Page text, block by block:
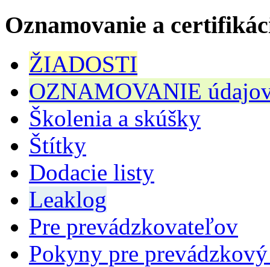
Oznamovanie a
ŽIADOSTI
OZNAMOVANIE
Školenia a skúšky
Štítky
Dodacie listy
Leaklog
Pre prevádzkovateľov
Pokyny pre